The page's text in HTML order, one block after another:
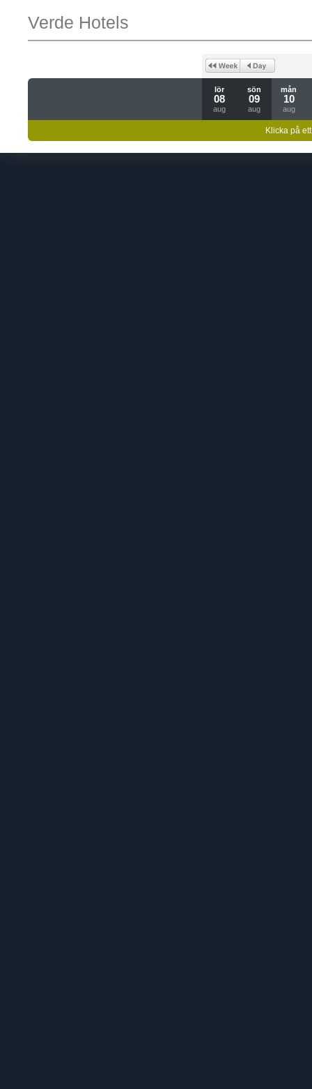
Verde Hotels
lör
08
aug
sön
09
aug
mån
10
aug
Klicka på